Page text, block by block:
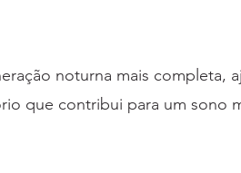
noturna mais completa,
que contribui para um sono